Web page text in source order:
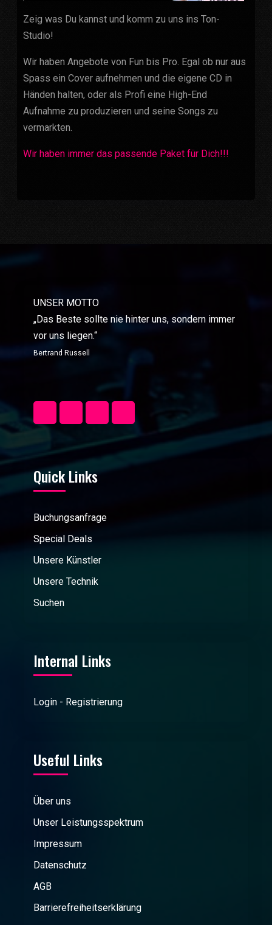
Zeig was Du kannst und komm zu uns ins Ton-
Studio!
Wir haben Angebote von Fun bis Pro. Egal ob nur aus
Spass ein Cover aufnehmen und die eigene CD in
Händen halten, oder als Profi eine High-End
Aufnahme zu produzieren und seine Songs zu
vermarkten.
Wir haben immer das passende Paket für Dich!!!
UNSER MOTTO
„Das Beste sollte nie hinter uns, sondern immer
vor uns liegen.“
Bertrand Russell
Quick Links
Buchungsanfrage
Special Deals
Unsere Künstler
Unsere Technik
Suchen
Internal Links
Login - Registrierung
Useful Links
Über uns
Unser Leistungsspektrum
Impressum
Datenschutz
AGB
Barrierefreiheitserklärung